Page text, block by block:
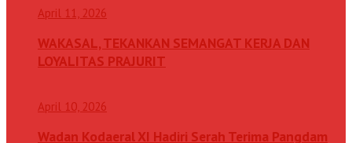
April 11, 2026
WAKASAL, TEKANKAN SEMANGAT KERJA DAN
LOYALITAS PRAJURIT
April 10, 2026
Wadan Kodaeral XI Hadiri Serah Terima Pangdam